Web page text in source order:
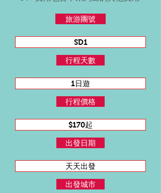
旅游團號
SD1
行程天數
1日遊
行程價格
$170起
出發日期
天天出發
出發城市